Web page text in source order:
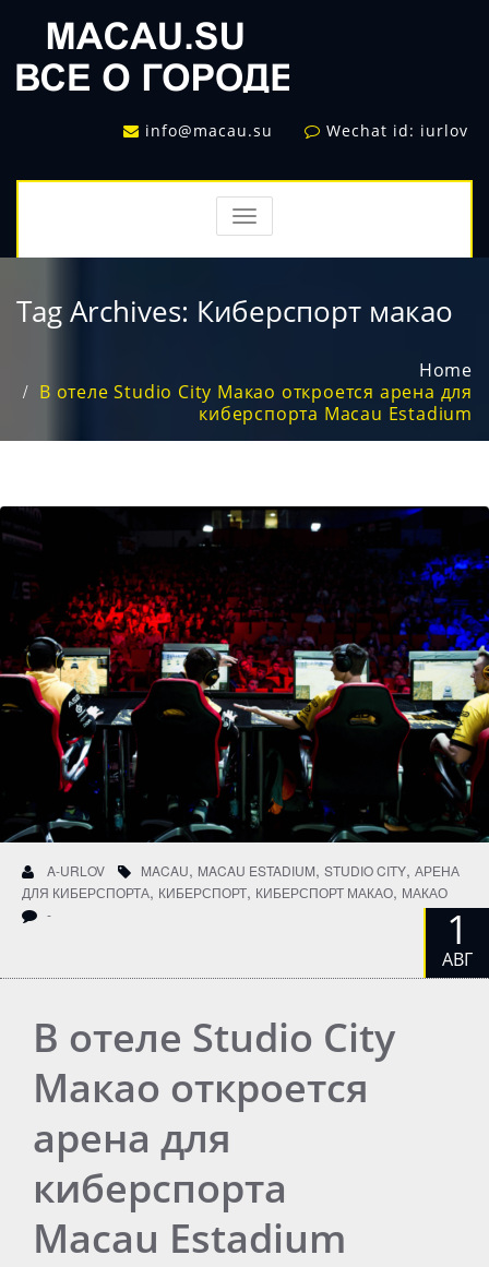
info@macau.su Wechat id: iurlov
TOGGLE
NAVIGATION
Tag Archives: Киберспорт макао
Home
В отеле Studio City Макао откроется арена для
киберспорта Macau Estadium
A-URLOV MACAU, MACAU ESTADIUM, STUDIO CITY, АРЕНА
ДЛЯ КИБЕРСПОРТА, КИБЕРСПОРТ, КИБЕРСПОРТ МАКАО, МАКАО
-
1
АВГ
В отеле Studio City
Макао откроется
арена для
киберспорта
Macau Estadium